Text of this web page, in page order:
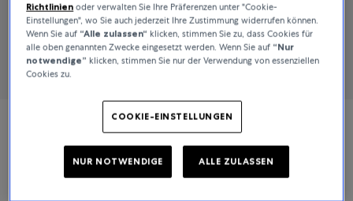
CHEMIN DES TOURELLES POWERMATIC 80 42MM
Richtlinien oder verwalten Sie Ihre Präferenzen unter "Cookie-
Einstellungen", wo Sie auch jederzeit Ihre Zustimmung widerrufen können.
Wenn Sie auf “Alle zulassen“ klicken, stimmen Sie zu, dass Cookies für
alle oben genannten Zwecke eingesetzt werden. Wenn Sie auf “Nur
notwendige” klicken, stimmen Sie nur der Verwendung von essenziellen
Cookies zu.
COOKIE-EINSTELLUNGEN
NUR NOTWENDIGE ALLE ZULASSEN